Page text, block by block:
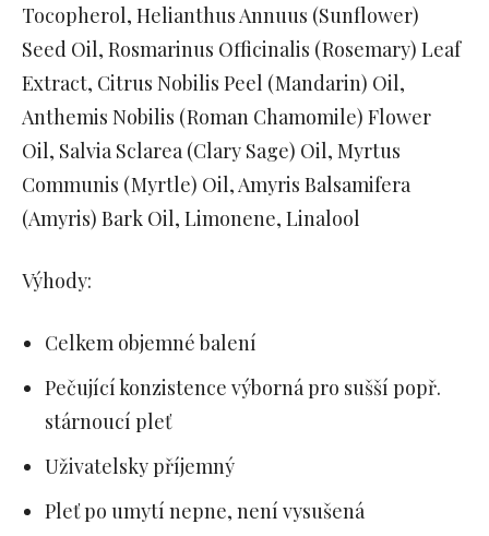
Tocopherol, Helianthus Annuus (Sunflower)
Seed Oil, Rosmarinus Officinalis (Rosemary) Leaf
Extract, Citrus Nobilis Peel (Mandarin) Oil,
Anthemis Nobilis (Roman Chamomile) Flower
Oil, Salvia Sclarea (Clary Sage) Oil, Myrtus
Communis (Myrtle) Oil, Amyris Balsamifera
(Amyris) Bark Oil, Limonene, Linalool
Výhody:
Celkem objemné balení
Pečující konzistence výborná pro sušší popř.
stárnoucí pleť
Uživatelsky příjemný
Pleť po umytí nepne, není vysušená